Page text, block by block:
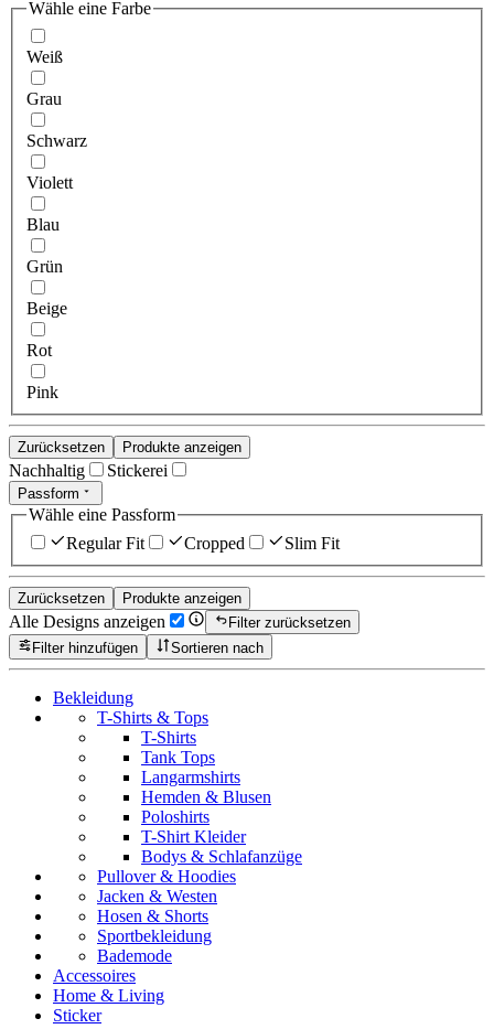
Wähle eine Farbe
Weiß
Grau
Schwarz
Violett
Blau
Grün
Beige
Rot
Pink
Zurücksetzen Produkte anzeigen
Nachhaltig Stickerei
Passform
Wähle eine Passform
Regular Fit
Cropped Slim Fit
Zurücksetzen Produkte anzeigen
Alle Designs anzeigen
Filter zurücksetzen
Filter hinzufügen
Sortieren nach
Bekleidung
T-Shirts & Tops
T-Shirts
Tank Tops
Langarmshirts
Hemden & Blusen
Poloshirts
T-Shirt Kleider
Bodys & Schlafanzüge
Pullover & Hoodies
Jacken & Westen
Hosen & Shorts
Sportbekleidung
Bademode
Accessoires
Home & Living
Sticker